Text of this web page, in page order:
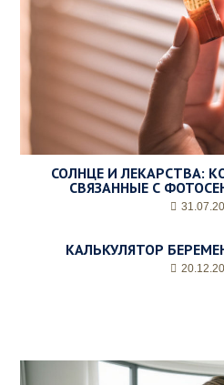
СОЛНЦЕ И ЛЕКАРСТВА:
СВЯЗАННЫЕ С
КАЛЬКУЛЯТОР